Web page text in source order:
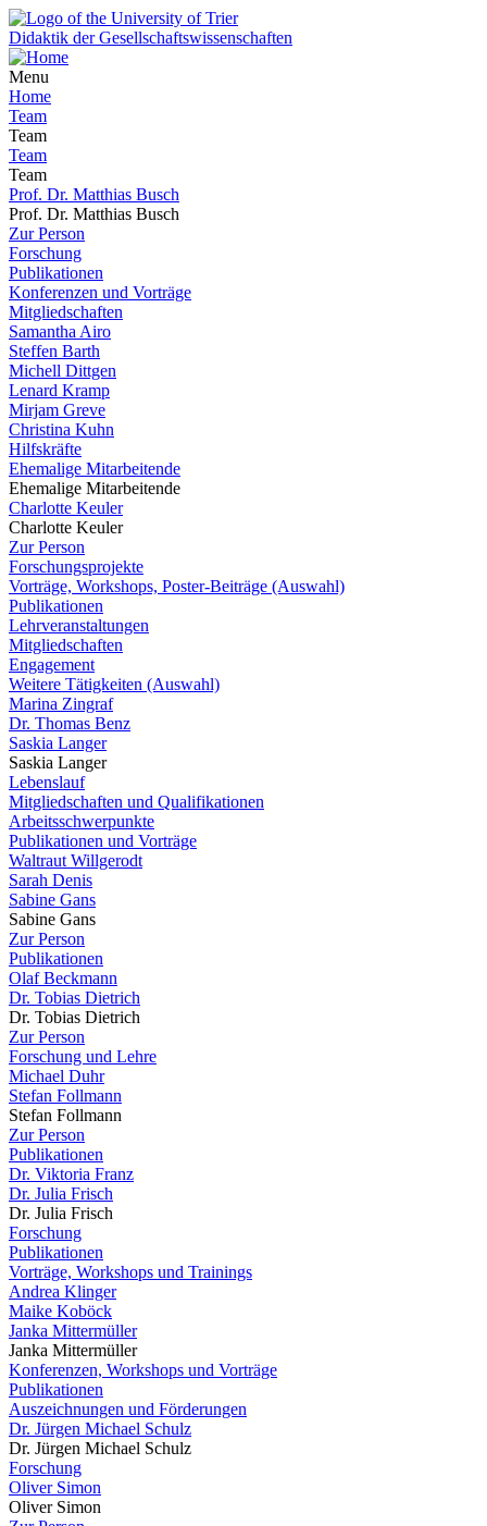
Didaktik der Gesellschaftswissenschaften
Menu
Home
Team
Team
Team
Team
Prof. Dr. Matthias Busch
Prof. Dr. Matthias Busch
Zur Person
Forschung
Publikationen
Konferenzen und Vorträge
Mitgliedschaften
Samantha Airo
Steffen Barth
Michell Dittgen
Lenard Kramp
Mirjam Greve
Christina Kuhn
Hilfskräfte
Ehemalige Mitarbeitende
Ehemalige Mitarbeitende
Charlotte Keuler
Charlotte Keuler
Zur Person
Forschungsprojekte
Vorträge, Workshops, Poster-Beiträge (Auswahl)
Publikationen
Lehrveranstaltungen
Mitgliedschaften
Engagement
Weitere Tätigkeiten (Auswahl)
Marina Zingraf
Dr. Thomas Benz
Saskia Langer
Saskia Langer
Lebenslauf
Mitgliedschaften und Qualifikationen
Arbeitsschwerpunkte
Publikationen und Vorträge
Waltraut Willgerodt
Sarah Denis
Sabine Gans
Sabine Gans
Zur Person
Publikationen
Olaf Beckmann
Dr. Tobias Dietrich
Dr. Tobias Dietrich
Zur Person
Forschung und Lehre
Michael Duhr
Stefan Follmann
Stefan Follmann
Zur Person
Publikationen
Dr. Viktoria Franz
Dr. Julia Frisch
Dr. Julia Frisch
Forschung
Publikationen
Vorträge, Workshops und Trainings
Andrea Klinger
Maike Koböck
Janka Mittermüller
Janka Mittermüller
Konferenzen, Workshops und Vorträge
Publikationen
Auszeichnungen und Förderungen
Dr. Jürgen Michael Schulz
Dr. Jürgen Michael Schulz
Forschung
Oliver Simon
Oliver Simon